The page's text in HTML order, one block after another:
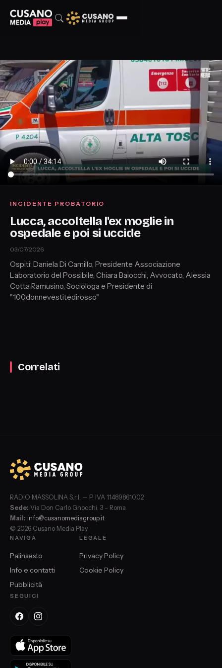
INCIDENTE PROBATORIO
Lucca, accoltella l'ex moglie in
ospedale e poi si uccide
03/07/2026
Ospiti: Daniela Di Camillo, Presidente Associazione
Laboratorio del Possibile, Chiara Baiocchi, Avvocato, Alessia
Cotta Ramusino, Sociologa e Presidente di
"100donnevestitedirosso"
Correlati
RADIO MASSOLINA S.r.l. — P. IVA 11489861002
Sede: Via Don Carlo Gnocchi, 3 – Roma
Mail: info@cusanomediagroup.it
© 2026 Cusano Media Play
NAVIGA
Palinsesto
Info e contatti
Pubblicità
LEGALE
Privacy Policy
Cookie Policy
SEGUICI